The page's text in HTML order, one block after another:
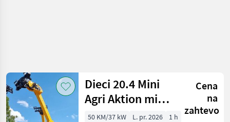
Dieci 20.4 Mini
Agri Aktion mit
Österreichpaket
Cena
na
zahtevo
50 KM/37 kW L. pr. 2026
1 h